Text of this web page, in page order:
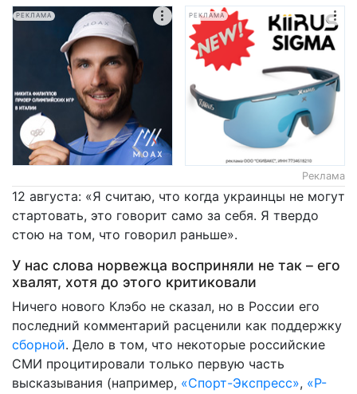
РЕКЛАМА РЕКЛАМА
Реклама
12 августа: «Я считаю, что когда украинцы не могут
стартовать, это говорит само за себя. Я твердо
стою на том, что говорил раньше».
У нас слова норвежца восприняли не так – его
хвалят, хотя до этого критиковали
Ничего нового Клэбо не сказал, но в России его
последний комментарий расценили как поддержку
сборной. Дело в том, что некоторые российские
СМИ процитировали только первую часть
высказывания (например, «Спорт-Экспресс», «Р-